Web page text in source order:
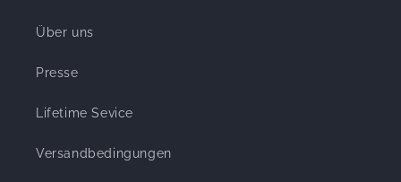
Über uns
Presse
Lifetime Sevice
Versandbedingungen